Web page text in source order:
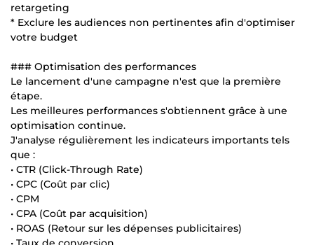
retargeting
* Exclure les audiences non pertinentes afin d'optimiser
votre budget
### Optimisation des performances
Le lancement d'une campagne n'est que la première
étape.
Les meilleures performances s'obtiennent grâce à une
optimisation continue.
J'analyse régulièrement les indicateurs importants tels
que :
• CTR (Click-Through Rate)
• CPC (Coût par clic)
• CPM
• CPA (Coût par acquisition)
• ROAS (Retour sur les dépenses publicitaires)